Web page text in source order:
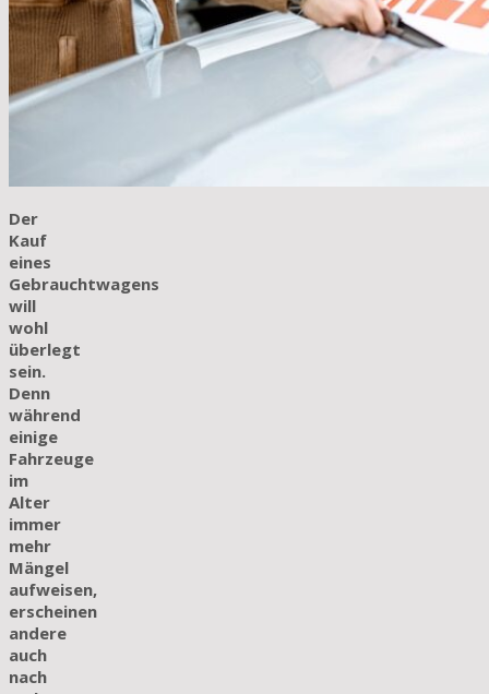
Der
Kauf
eines
Gebrauchtwagens
will
wohl
überlegt
sein.
Denn
während
einige
Fahrzeuge
im
Alter
immer
mehr
Mängel
aufweisen,
erscheinen
andere
auch
nach